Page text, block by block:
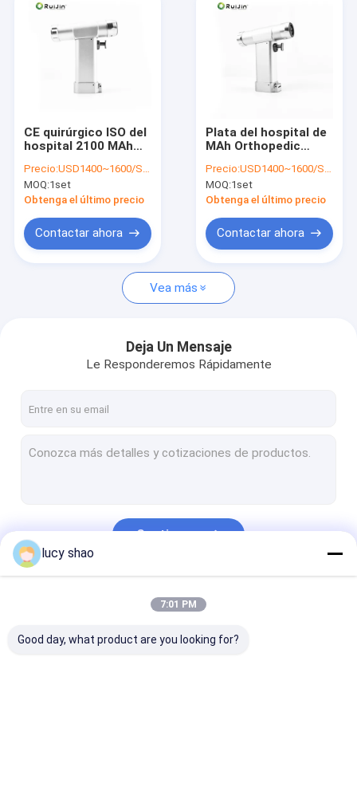
Sobre nosotros
Viaje de la fábrica
Noticias
Taladro médico del hueso
Taladro quirúrgico del hueso
Sierra oscilante del hueso
Intercambio de la sierra del hueso
El hueso de la autopsia vio
Taladro ortopédico veterinario
Herramientas que cortan médicas
CE quirúrgico ISO del
hospital 2100 MAh
Drill
Precio:USD1400~1600/Set
MOQ:1set
Obtenga el último precio
Contactar ahora
Plata del hospital de
MAh Orthopedic
batería 2100 del NI
Mh
Precio:USD1400~1600/Set
MOQ:1set
Obtenga el último precio
Contactar ahora
Vea más
Deja Un Mensaje
Le Responderemos Rápidamente
Continuar
Nuestras Categorías
lucy shao
7:01 PM
Good day, what product are you looking for?